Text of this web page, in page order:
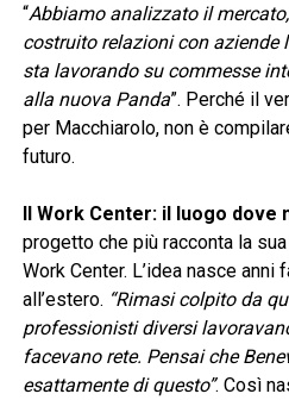
“Abbiamo analizzato il
costruito relazioni con aziende
sta lavorando su commesse
alla nuova Panda”. Perché il
per Macchiarolo, non è
futuro.
Il Work Center: il luogo dove
progetto che più racconta la
Work Center. L’idea nasce anni
all’estero. “Rimasi colpito da
professionisti diversi
facevano rete. Pensai che
esattamente di questo”. Così